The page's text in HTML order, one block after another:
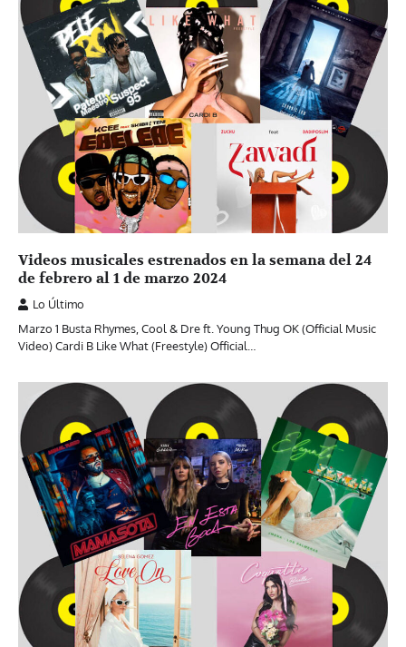
Videos musicales estrenados en la semana del 24
de febrero al 1 de marzo 2024
Lo Último
Marzo 1 Busta Rhymes, Cool & Dre ft. Young Thug OK (Official Music
Video) Cardi B Like What (Freestyle) Official…